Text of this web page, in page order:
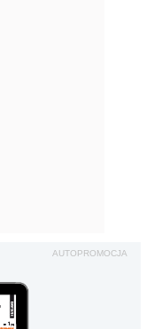
AUTOPROMOCJA